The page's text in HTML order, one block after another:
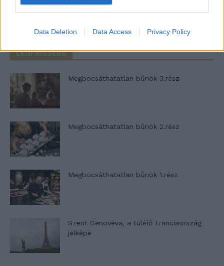
Data Deletion Data Access Privacy Policy
13,262 Követő KÖVETÉS
LEGFRISSEBB
Megbocsáthatatlan bűnök 3.rész
Megbocsáthatatlan bűnök 2.rész
Megbocsáthatatlan bűnök 1.rész
Szent Genovéva, a túlélő Franciaország
jelképe